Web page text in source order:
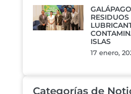
RESIDUOS
ISLAS
17 enero,
Categorías de